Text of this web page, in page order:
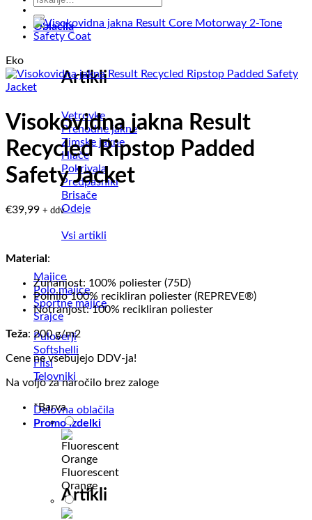
Oblačila
Artikli
Vetrovke
Prehodne jakne
Zimske jakne
Hlače
Pokrivala
Predpasniki
Brisače
Odeje
Vsi artikli
Majice
Polo majice
Športne majice
Srajce
Puloverji
Softshelli
Flisi
Telovniki
Delovna oblačila
Promo izdelki
Artikli
Eko
Visokovidna jakna Result
Recycled Ripstop Padded
Safety Jacket
€39,99 + ddv
Material :
Zunanjost: 100% poliester (75D)
Polnilo 100% recikliran poliester (REPREVE®)
Notranjost: 100% recikliran poliester
Teža: 200 g/m2
Cene ne vsebujejo DDV-ja!
Na voljo za naročilo brez zaloge
*Barva
Fluorescent
Orange